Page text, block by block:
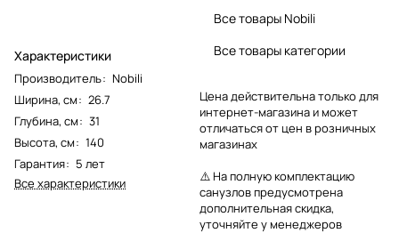
Характеристики
Производитель: Nobili
Ширина, см: 26.7
Глубина, см: 31
Высота, см: 140
Гарантия: 5 лет
Все характеристики
Все товары Nobili
Все товары категории
Цена действительна только для
интернет-магазина и может
отличаться от цен в розничных
магазинах
⚠️ На полную комплектацию
санузлов предусмотрена
дополнительная скидка,
уточняйте у менеджеров